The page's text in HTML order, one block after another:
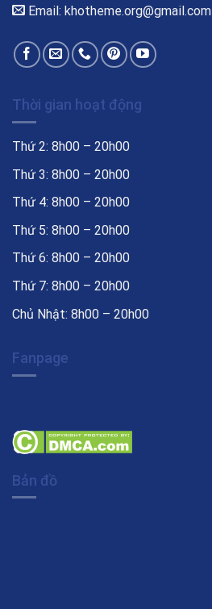
Email: khotheme.org@gmail.com
Thời gian hoạt động
Thứ 2: 8h00 – 20h00
Thứ 3: 8h00 – 20h00
Thứ 4: 8h00 – 20h00
Thứ 5: 8h00 – 20h00
Thứ 6: 8h00 – 20h00
Thứ 7: 8h00 – 20h00
Chủ Nhật: 8h00 – 20h00
Fanpage
Bản đồ